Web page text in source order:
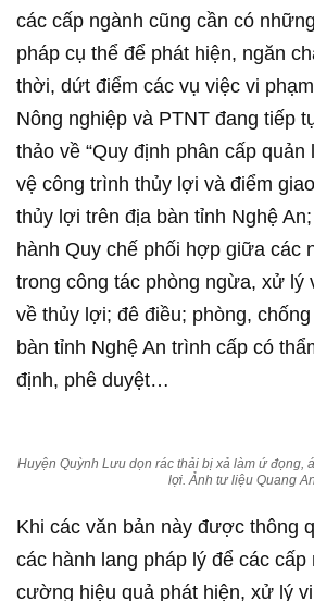
các cấp ngành cũng cần có
pháp cụ thể để phát hiện, ngăn
thời, dứt điểm các vụ việc vi
Nông nghiệp và PTNT đang tiếp
thảo về “Quy định phân cấp quản
vệ công trình thủy lợi và điểm
thủy lợi trên địa bàn tỉnh Nghệ
hành Quy chế phối hợp giữa các
trong công tác phòng ngừa, xử lý
về thủy lợi; đê điều; phòng,
bàn tỉnh Nghệ An trình cấp có
định, phê duyệt…
Huyện Quỳnh Lưu dọn rác thải bị xả làm ứ đọng,
lợi. Ảnh tư liệu Quang
Khi các văn bản này được thông
các hành lang pháp lý để các cấp
cường hiệu quả phát hiện, xử lý